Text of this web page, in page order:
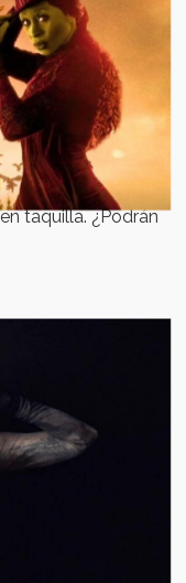
taquilla. ¿Podrán